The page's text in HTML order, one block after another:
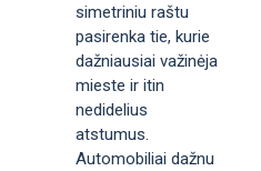
simetriniu raštu
pasirenka tie, kurie
dažniausiai važinėja
mieste ir itin
nedidelius
atstumus.
Automobiliai dažnu